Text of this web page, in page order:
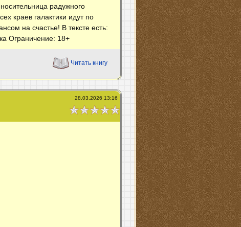
радужного
краев галактики идут по
на счастье! В тексте есть:
Ограничение: 18+
Читать книгу
28.03.2026 13:16